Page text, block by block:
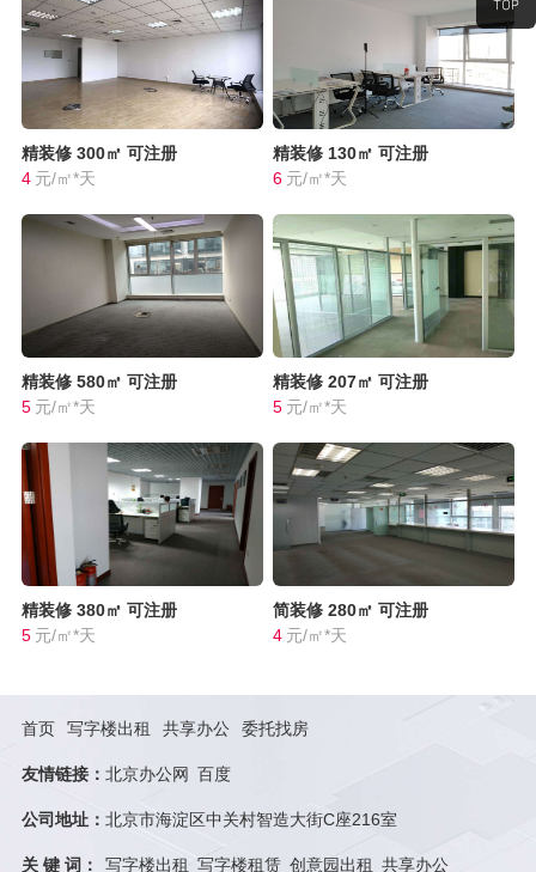
精装修 300㎡ 可注册
4 元/㎡*天
精装修 130㎡ 可注册
6 元/㎡*天
精装修 580㎡ 可注册
5 元/㎡*天
精装修 207㎡ 可注册
5 元/㎡*天
精装修 380㎡ 可注册
5 元/㎡*天
简装修 280㎡ 可注册
4 元/㎡*天
首页 写字楼出租 共享办公 委托找房
友情链接： 北京办公网 百度
公司地址： 北京市海淀区中关村智造大街C座216室
关 键 词： 写字楼出租 写字楼租赁 创意园出租 共享办公